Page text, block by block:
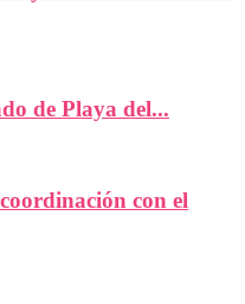
de Playa del...
con el